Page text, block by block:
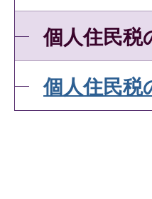
個人住民税
個人住民税